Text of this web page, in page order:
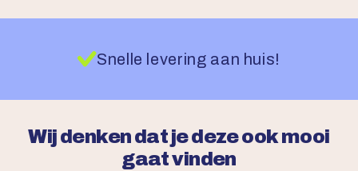
Snelle levering aan huis!
Wij denken dat je deze ook mooi
gaat vinden